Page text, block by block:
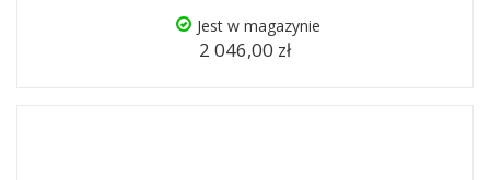
Jest w magazynie
2 046,00 zł